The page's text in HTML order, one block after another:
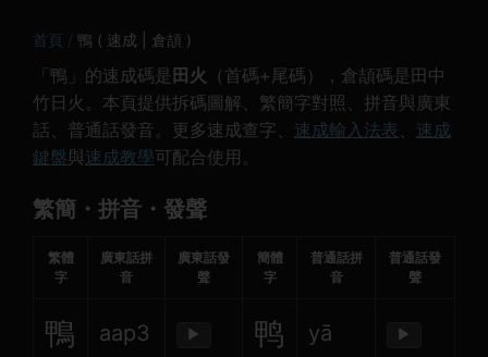
首頁 鴨 ( 速成 | 倉頡 )
「鴨」的速成碼是 田火 （首碼+尾碼），倉頡碼是田中
竹日火。本頁提供拆碼圖解、繁簡字對照、拼音與廣東
話、普通話發音。更多速成查字、 速成輸入法表、 速成
鍵盤與速成教學可配合使用。
繁簡・拼音・發聲
繁體
字
廣東話拼
音
廣東話發
聲
簡體
字
普通話拼
音
普通話發
聲
鴨 aap3 ▶ 鸭 yā ▶